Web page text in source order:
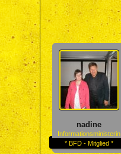
nadine
Informationsministerin
* BFD - Mitglied *